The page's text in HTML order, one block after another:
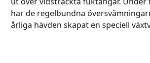
har de regelbundna
årliga hävden skapat en speciell